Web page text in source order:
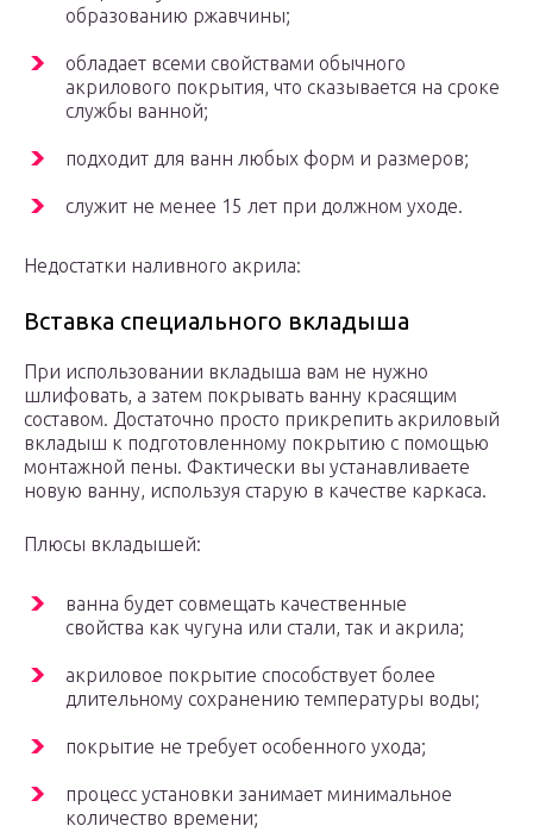
образованию ржавчины;
обладает всеми свойствами обычного
акрилового покрытия, что сказывается на сроке
службы ванной;
подходит для ванн любых форм и размеров;
служит не менее 15 лет при должном уходе.
Недостатки наливного акрила:
Вставка специального вкладыша
При использовании вкладыша вам не нужно
шлифовать, а затем покрывать ванну красящим
составом. Достаточно просто прикрепить акриловый
вкладыш к подготовленному покрытию с помощью
монтажной пены. Фактически вы устанавливаете
новую ванну, используя старую в качестве каркаса.
Плюсы вкладышей:
ванна будет совмещать качественные
свойства как чугуна или стали, так и акрила;
акриловое покрытие способствует более
длительному сохранению температуры воды;
покрытие не требует особенного ухода;
процесс установки занимает минимальное
количество времени;